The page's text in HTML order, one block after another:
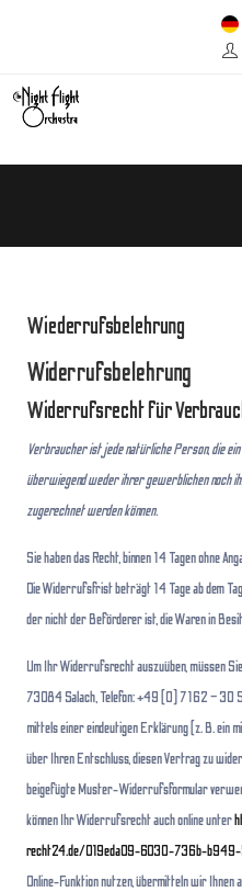
Wiederrufsbelehrung
Widerrufsbelehrung
Widerrufsrecht für
Verbraucher ist jede natürliche Person, die
überwiegend weder ihrer gewerblichen noch
zugerechnet werden können.
Sie haben das Recht, binnen 14 Tagen ohne
Die Widerrufsfrist beträgt 14 Tage ab dem
der nicht der Beförderer ist, die Waren in
Um Ihr Widerrufsrecht auszuüben, müssen
73084 Salach, Telefon: +49 (0) 7162 – 30
mittels einer eindeutigen Erklärung (z. B. ein
über Ihren Entschluss, diesen Vertrag zu
beigefügte Muster-Widerrufsformular
können Ihr Widerrufsrecht auch online unter
recht24.de/019eda09-6030-736b-
Online-Funktion nutzen, übermitteln wir